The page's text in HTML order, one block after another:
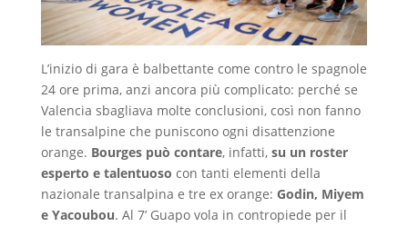
L’inizio di gara è balbettante come contro le spagnole
24 ore prima, anzi ancora più complicato: perché se
Valencia sbagliava molte conclusioni, così non fanno
le transalpine che puniscono ogni disattenzione
orange. Bourges può contare, infatti, su un roster
esperto e talentuoso con tanti elementi della
nazionale transalpina e tre ex orange: Godin, Miyem
e Yacoubou. Al 7’ Guapo vola in contropiede per il